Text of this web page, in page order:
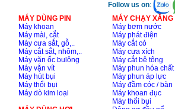
Follow us on:
MÁY DÙNG PIN
Máy khoan
Máy mài, cắt
Máy cưa sắt, gỗ,..
Máy cắt sắt, nhôm,..
Máy vặn ốc bulông
Máy vặn vít
Máy hút bụi
Máy thổi bụi
Máy dò kim loại
MÁY CHẠY
Máy bơm nước
Máy phát điện
Máy cắt cỏ
Máy cưa xích
Máy cắt bê tông
Máy phun hóa chất
Máy phun áp lực
Máy đầm cóc / bàn
Máy khoan đục
Máy thổi bụi